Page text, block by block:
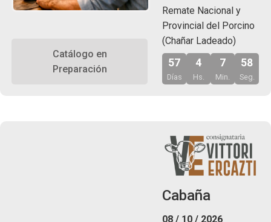
Catálogo en
Preparación
Remate Nacional y
Provincial del Porcino
(Chañar Ladeado)
57
Días
4
Hs.
7
Min.
57
Seg.
Cabaña
08 / 10 / 2026